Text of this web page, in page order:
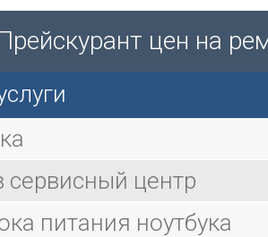
цен на
сервисный центр
питания ноутбука